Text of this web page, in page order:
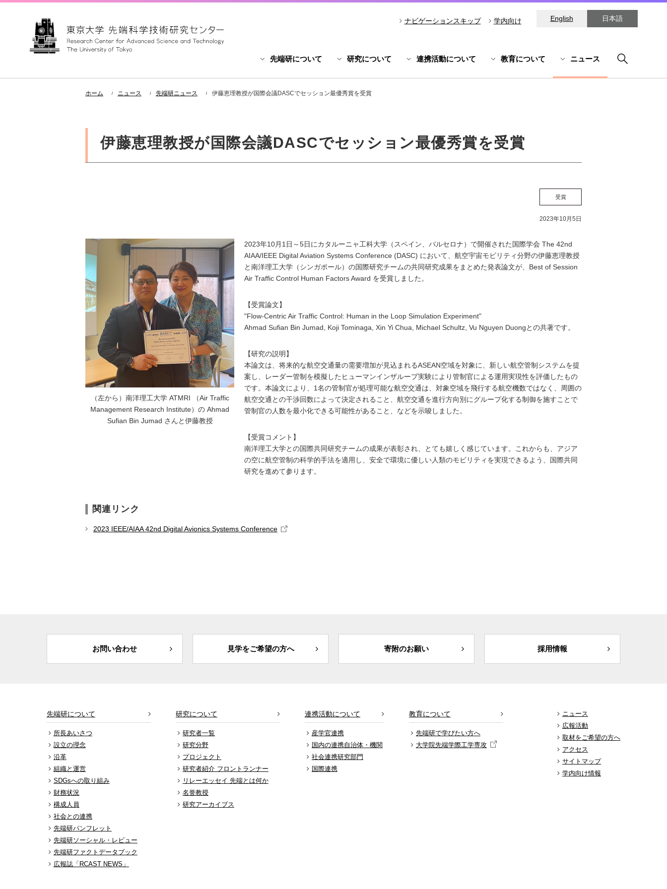
日本語
English
ナビゲーションスキップ 学内向け
先端研について 研究について 連携活動について 教育について ニュース
ホーム ニュース 先端研ニュース 伊藤恵理教授が国際会議DASCでセッション最優秀賞を受賞
伊藤恵理教授が国際会議DASCでセッション最優秀賞を受賞
受賞
2023年10月5日
（左から）南洋理工大学 ATMRI （Air Traffic
Management Research Institute）の Ahmad
Sufian Bin Jumad さんと伊藤教授
2023年10月1日～5日にカタルーニャ工科大学（スペイン、バルセロナ）で開催された国際学会 The 42nd
AIAA/IEEE Digital Aviation Systems Conference (DASC) において、航空宇宙モビリティ分野の伊藤恵理教授
と南洋理工大学（シンガポール）の国際研究チームの共同研究成果をまとめた発表論文が、Best of Session
Air Traffic Control Human Factors Award を受賞しました。
【受賞論文】
"Flow-Centric Air Traffic Control: Human in the Loop Simulation Experiment"
Ahmad Sufian Bin Jumad, Koji Tominaga, Xin Yi Chua, Michael Schultz, Vu Nguyen Duongとの共著です。
【研究の説明】
本論文は、将来的な航空交通量の需要増加が見込まれるASEAN空域を対象に、新しい航空管制システムを提
案し、レーダー管制を模擬したヒューマンインザループ実験により管制官による運用実現性を評価したもの
です。本論文により、1名の管制官が処理可能な航空交通は、対象空域を飛行する航空機数ではなく、周囲の
航空交通との干渉回数によって決定されること、航空交通を進行方向別にグループ化する制御を施すことで
管制官の人数を最小化できる可能性があること、などを示唆しました。
【受賞コメント】
南洋理工大学との国際共同研究チームの成果が表彰され、とても嬉しく感じています。これからも、アジア
の空に航空管制の科学的手法を適用し、安全で環境に優しい人類のモビリティを実現できるよう、国際共同
研究を進めて参ります。
関連リンク
2023 IEEE/AIAA 42nd Digital Avionics Systems Conference
お問い合わせ 見学をご希望の方へ 寄附のお願い 採用情報
先端研について
所長あいさつ
設立の理念
沿革
組織と運営
SDGsへの取り組み
財務状況
構成人員
社会との連携
先端研パンフレット
先端研ソーシャル・レビュー
先端研ファクトデータブック
広報誌「RCAST NEWS」
研究について
研究者一覧
研究分野
プロジェクト
研究者紹介 フロントランナー
リレーエッセイ 先端とは何か
名誉教授
研究アーカイブス
連携活動について
産学官連携
国内の連携自治体・機関
社会連携研究部門
国際連携
教育について
先端研で学びたい方へ
大学院先端学際工学専攻
ニュース
広報活動
取材をご希望の方へ
アクセス
サイトマップ
学内向け情報